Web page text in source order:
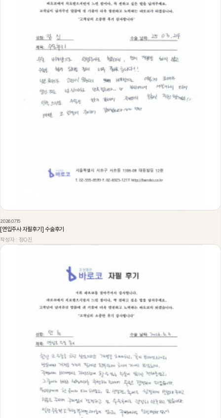
2026.07.15
[연입주사 자필후기] 수술후기
작성자 : 정O진
230